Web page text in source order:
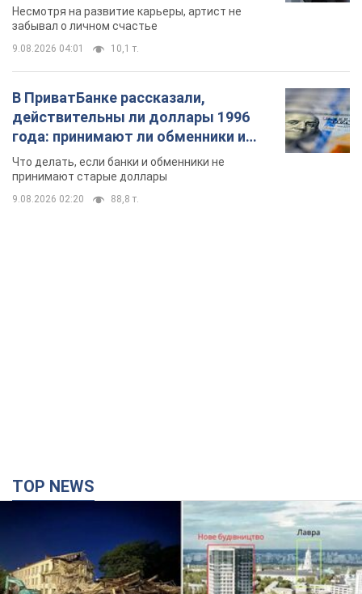
Несмотря на развитие карьеры, артист не
забывал о личном счастье
9.08.2026 04:01 10,1 т.
В ПриватБанке рассказали,
действительны ли доллары 1996
года: принимают ли обменники и
банки такие купюры
Что делать, если банки и обменники не
принимают старые доллары
9.08.2026 02:20 88,8 т.
TOP NEWS